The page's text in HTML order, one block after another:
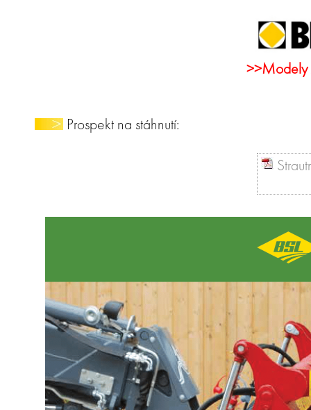
>>Modely
Prospekt na stáhnutí: